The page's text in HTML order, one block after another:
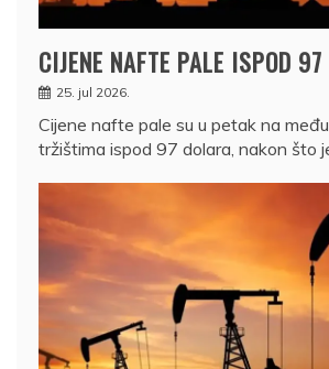
CIJENE NAFTE PALE ISPOD
25. jul 2026.
Cijene nafte pale su u petak na
tržištima ispod 97 dolara, nakon što